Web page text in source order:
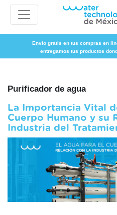
Envío gratis en tus compras en
entregamos tus productos
Purificador de agua
La Importancia Vital
Cuerpo Humano y su
Industria del